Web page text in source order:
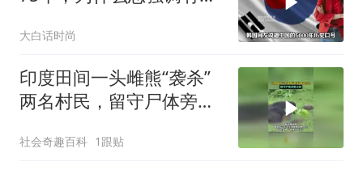
大白话时尚
印度田间一头雌熊“袭杀”
两名村民，留守尸体旁数
社会奇趣百科 1跟贴